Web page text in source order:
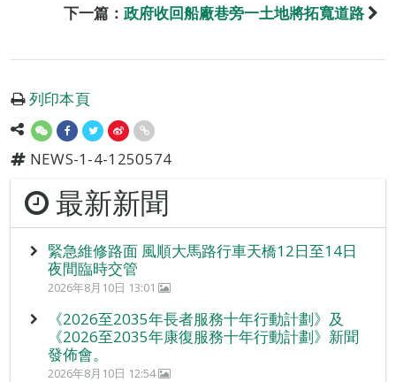
下一篇： 政府收回船廠巷旁一土地將拓寬道路
列印本頁
NEWS-1-4-1250574
最新新聞
緊急維修路面 風順大馬路行車天橋12日至14日
夜間臨時交管
2026年8月10日 13:01
《2026至2035年長者服務十年行動計劃》及
《2026至2035年康復服務十年行動計劃》新聞
發佈會。
2026年8月10日 12:54